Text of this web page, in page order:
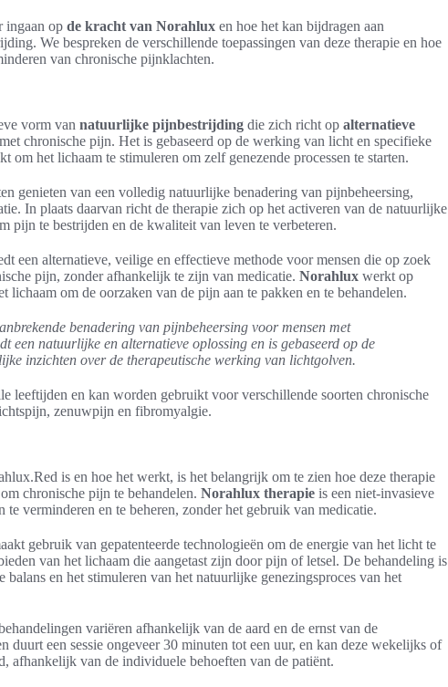
ingaan op de kracht van Norahlux en hoe het kan bijdragen aan
We bespreken de verschillende toepassingen van deze therapie en hoe
van chronische pijnklachten.
vorm van natuurlijke pijnbestrijding die zich richt op alternatieve
chronische pijn. Het is gebaseerd op de werking van licht en specifieke
om het lichaam te stimuleren om zelf genezende processen te starten.
genieten van een volledig natuurlijke benadering van pijnbeheersing,
In plaats daarvan richt de therapie zich op het activeren van de natuurlijke
pijn te bestrijden en de kwaliteit van leven te verbeteren.
een alternatieve, veilige en effectieve methode voor mensen die op zoek
pijn, zonder afhankelijk te zijn van medicatie. Norahlux werkt op
lichaam om de oorzaken van de pijn aan te pakken en te behandelen.
benadering van pijnbeheersing voor mensen met
een natuurlijke en alternatieve oplossing en is gebaseerd op de
inzichten over de therapeutische werking van lichtgolven.
leeftijden en kan worden gebruikt voor verschillende soorten chronische
zenuwpijn en fibromyalgie.
is en hoe het werkt, is het belangrijk om te zien hoe deze therapie
chronische pijn te behandelen. Norahlux therapie is een niet-invasieve
verminderen en te beheren, zonder het gebruik van medicatie.
gebruik van gepatenteerde technologieën om de energie van het licht te
van het lichaam die aangetast zijn door pijn of letsel. De behandeling is
balans en het stimuleren van het natuurlijke genezingsproces van het
variëren afhankelijk van de aard en de ernst van de
duurt een sessie ongeveer 30 minuten tot een uur, en kan deze wekelijks of
afhankelijk van de individuele behoeften van de patiënt.